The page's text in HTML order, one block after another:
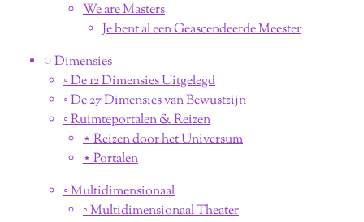
We are Masters
Je bent al een Geascendeerde Meester
◌ Dimensies
◦ De 12 Dimensies Uitgelegd
◦ De 27 Dimensies van Bewustzijn
◦ Ruimteportalen & Reizen
⋆ Reizen door het Universum
⋆ Portalen
◦ Multidimensionaal
◦ Multidimensionaal Theater